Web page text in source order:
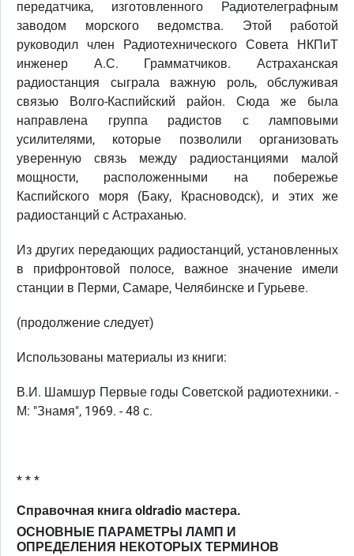
передатчика, изготовленного Радиотелеграфным
заводом морского ведомства. Этой работой
руководил член Радиотехнического Совета НКПиТ
инженер А.С. Грамматчиков. Астраханская
радиостанция сыграла важную роль, обслуживая
связью Волго-Каспийский район. Сюда же была
направлена группа радистов с ламповыми
усилителями, которые позволили организовать
уверенную связь между радиостанциями малой
мощности, расположенными на побережье
Каспийского моря (Баку, Красноводск), и этих же
радиостанций с Астраханью.
Из других передающих радиостанций, установленных
в прифронтовой полосе, важное значение имели
станции в Перми, Самаре, Челябинске и Гурьеве.
(продолжение следует)
Использованы материалы из книги:
В.И. Шамшур Первые годы Советской радиотехники. -
М: "Знамя", 1969. - 48 с.
* * *
Справочная книга oldradio мастера.
ОСНОВНЫЕ ПАРАМЕТРЫ ЛАМП И
ОПРЕДЕЛЕНИЯ НЕКОТОРЫХ ТЕРМИНОВ